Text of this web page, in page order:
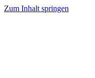
Zum Inhalt springen